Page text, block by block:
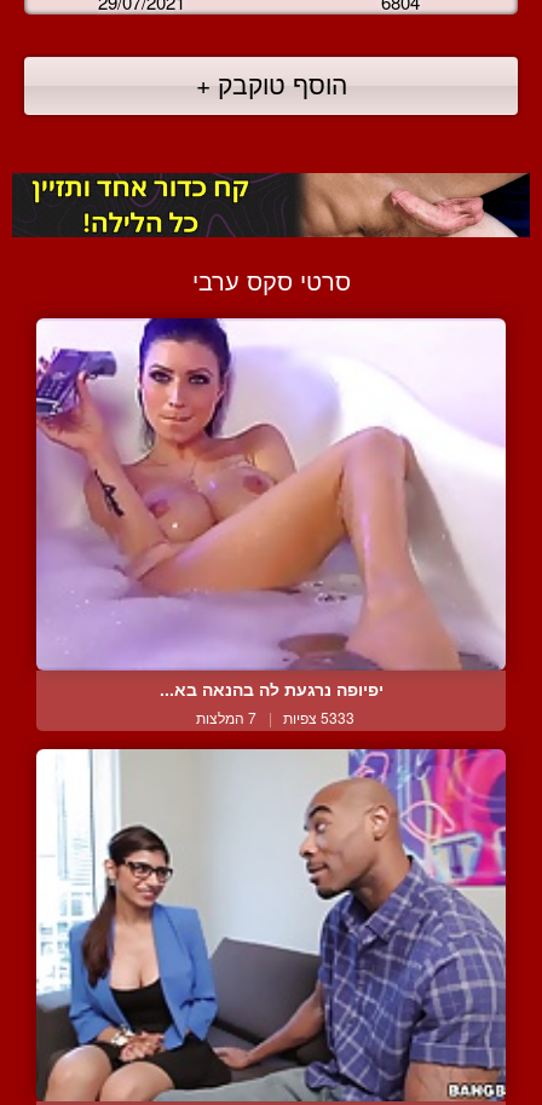
הוסף טוקבק +
סרטי סקס ערבי
יפיופה נרגעת לה בהנאה בא...
5333 צפיות | 7 המלצות